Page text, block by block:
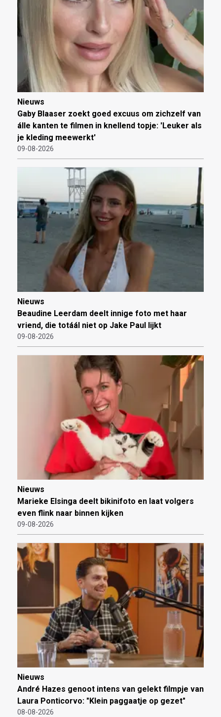
Nieuws
Gaby Blaaser zoekt goed excuus om zichzelf van
álle kanten te filmen in knellend topje: 'Leuker als
je kleding meewerkt'
09-08-2026
Nieuws
Beaudine Leerdam deelt innige foto met haar
vriend, die totáál niet op Jake Paul lijkt
09-08-2026
Nieuws
Marieke Elsinga deelt bikinifoto en laat volgers
even flink naar binnen kijken
09-08-2026
Nieuws
André Hazes genoot intens van gelekt filmpje van
Laura Ponticorvo: "Klein paggaatje op gezet"
08-08-2026